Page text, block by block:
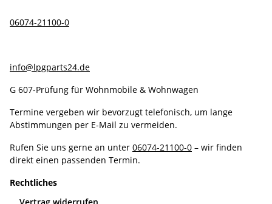
06074-21100-0
info@lpgparts24.de
G 607-Prüfung für Wohnmobile & Wohnwagen
Termine vergeben wir bevorzugt telefonisch, um lange
Abstimmungen per E-Mail zu vermeiden.
Rufen Sie uns gerne an unter 06074-21100-0 – wir finden
direkt einen passenden Termin.
Rechtliches